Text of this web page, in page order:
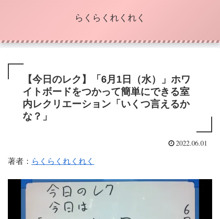
らくらくれくれく
【今日のレク】「6月1日（水）」ホワ
イトボードをつかって簡単にできる室
内レクリエーション「いくつ言えるか
な？」
2022.06.01
著者： らくらくれくれく